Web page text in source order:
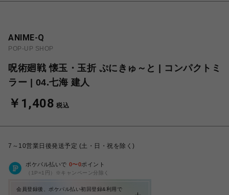
ANIME-Q
POP-UP SHOP
呪術廻戦 懐玉・玉折 ぷにきゅ～と | コンパクトミ
ラー | 04.七海 建人
￥1,408 税込
7～10営業日後発送予定 (土・日・祝を除く)
ポケパル払いで 0〜0ポイント
（1P=1円）※キャンペーン分除く
会員登録後、ポケパル払い初回登録&利用で